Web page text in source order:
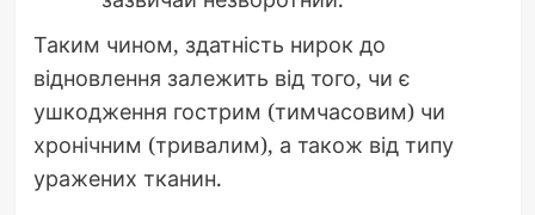
Таким чином, здатність нирок до
відновлення залежить від того, чи є
ушкодження гострим (тимчасовим) чи
хронічним (тривалим), а також від типу
уражених тканин.